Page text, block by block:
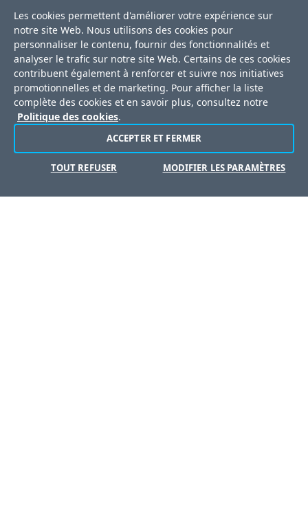
Media Coverage
Événements
Corporate Blog
Careers
Offices
Copyright © 2026 Progress Software Corporation et/ou ses
filiales ou sociétés affiliées. Tous droits réservés.
Les cookies permettent d'améliorer votre expérience sur
notre site Web. Nous utilisons des cookies pour
personnaliser le contenu, fournir des fonctionnalités et
analyser le trafic sur notre site Web. Certains de ces cookies
contribuent également à renforcer et suivre nos initiatives
promotionnelles et de marketing. Pour afficher la liste
complète des cookies et en savoir plus, consultez notre
Politique des cookies.
MODIFIER LES PARAMÈTRES
TOUT REFUSER
ACCEPTER ET FERMER